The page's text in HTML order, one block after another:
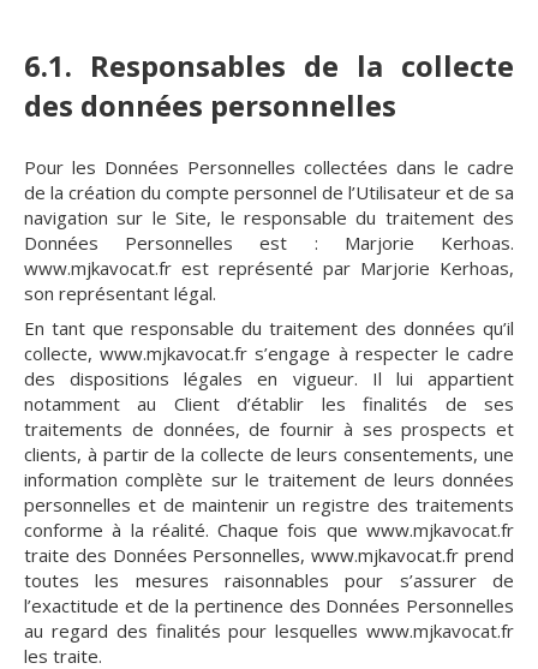
6.1. Responsables de la collecte
des données personnelles
Pour les Données Personnelles collectées dans le cadre
de la création du compte personnel de l’Utilisateur et de sa
navigation sur le Site, le responsable du traitement des
Données Personnelles est : Marjorie Kerhoas.
www.mjkavocat.fr est représenté par Marjorie Kerhoas,
son représentant légal.
En tant que responsable du traitement des données qu’il
collecte, www.mjkavocat.fr s’engage à respecter le cadre
des dispositions légales en vigueur. Il lui appartient
notamment au Client d’établir les finalités de ses
traitements de données, de fournir à ses prospects et
clients, à partir de la collecte de leurs consentements, une
information complète sur le traitement de leurs données
personnelles et de maintenir un registre des traitements
conforme à la réalité. Chaque fois que www.mjkavocat.fr
traite des Données Personnelles, www.mjkavocat.fr prend
toutes les mesures raisonnables pour s’assurer de
l’exactitude et de la pertinence des Données Personnelles
au regard des finalités pour lesquelles www.mjkavocat.fr
les traite.